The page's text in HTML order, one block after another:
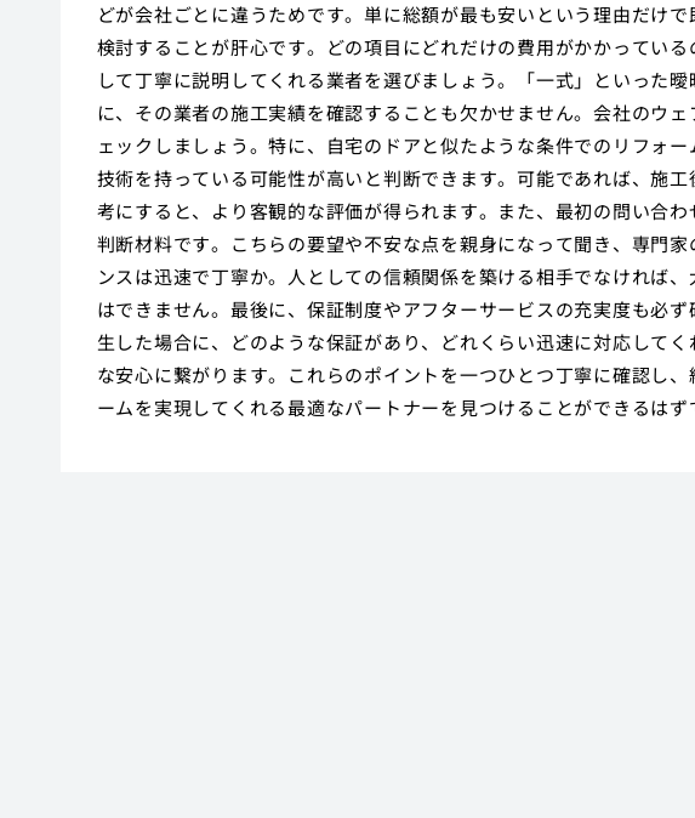
どが会社ごとに違うためです。単に総額が最も安いという理由だけ
検討することが肝心です。どの項目にどれだけの費用がかかってい
して丁寧に説明してくれる業者を選びましょう。「一式」といった
に、その業者の施工実績を確認することも欠かせません。会社のウ
ェックしましょう。特に、自宅のドアと似たような条件でのリフォ
技術を持っている可能性が高いと判断できます。可能であれば、施
考にすると、より客観的な評価が得られます。また、最初の問い合
判断材料です。こちらの要望や不安な点を親身になって聞き、専門
ンスは迅速で丁寧か。人としての信頼関係を築ける相手でなければ
はできません。最後に、保証制度やアフターサービスの充実度も必
生した場合に、どのような保証があり、どれくらい迅速に対応して
な安心に繋がります。これらのポイントを一つひとつ丁寧に確認し
ームを実現してくれる最適なパートナーを見つけることができるはず